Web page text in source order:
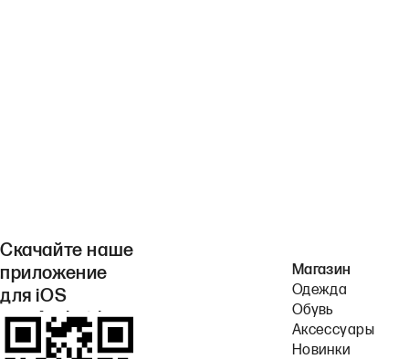
Скачайте наше
приложение
для iOS
или Android.
Магазин
Одежда
Обувь
Аксессуары
Новинки